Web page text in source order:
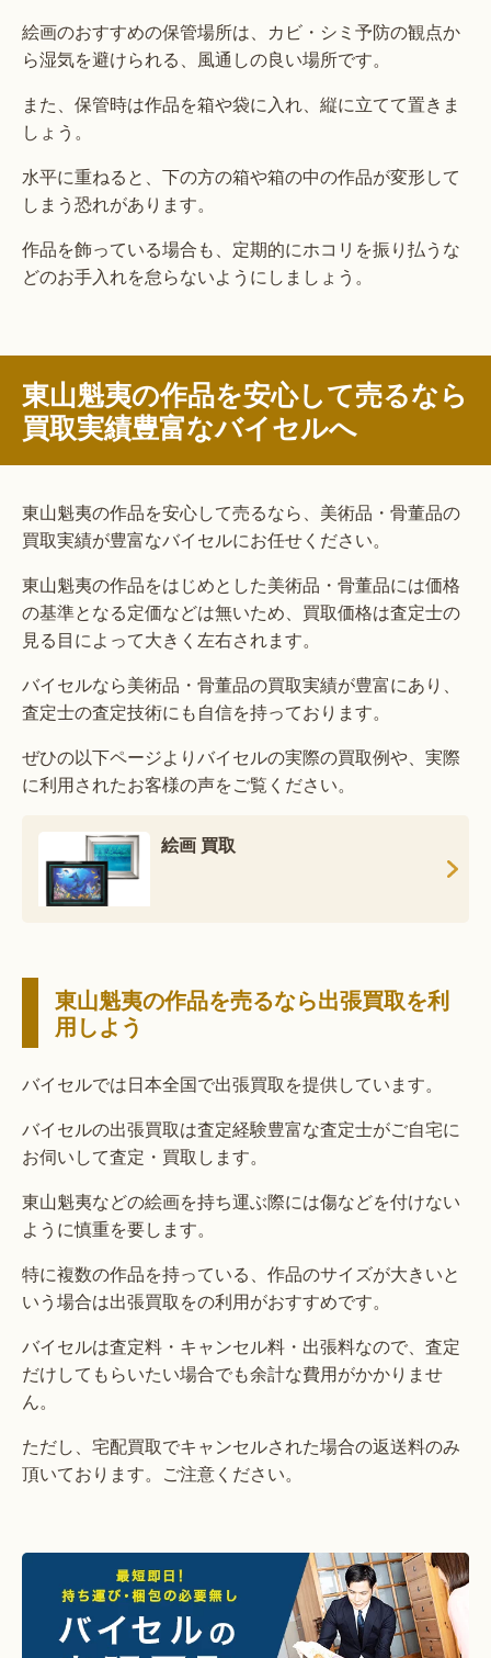
絵画のおすすめの保管場所は、カビ・シミ予防の観点か
ら湿気を避けられる、風通しの良い場所です。
また、保管時は作品を箱や袋に入れ、縦に立てて置きま
しょう。
水平に重ねると、下の方の箱や箱の中の作品が変形して
しまう恐れがあります。
作品を飾っている場合も、定期的にホコリを振り払うな
どのお手入れを怠らないようにしましょう。
東山魁夷の作品を安心して売るなら
買取実績豊富なバイセルへ
東山魁夷の作品を安心して売るなら、美術品・骨董品の
買取実績が豊富なバイセルにお任せください。
東山魁夷の作品をはじめとした美術品・骨董品には価格
の基準となる定価などは無いため、買取価格は査定士の
見る目によって大きく左右されます。
バイセルなら美術品・骨董品の買取実績が豊富にあり、
査定士の査定技術にも自信を持っております。
ぜひの以下ページよりバイセルの実際の買取例や、実際
に利用されたお客様の声をご覧ください。
絵画 買取
東山魁夷の作品を売るなら出張買取を利
用しよう
バイセルでは日本全国で出張買取を提供しています。
バイセルの出張買取は査定経験豊富な査定士がご自宅に
お伺いして査定・買取します。
東山魁夷などの絵画を持ち運ぶ際には傷などを付けない
ように慎重を要します。
特に複数の作品を持っている、作品のサイズが大きいと
いう場合は出張買取をの利用がおすすめです。
バイセルは査定料・キャンセル料・出張料なので、査定
だけしてもらいたい場合でも余計な費用がかかりませ
ん。
ただし、宅配買取でキャンセルされた場合の返送料のみ
頂いております。ご注意ください。